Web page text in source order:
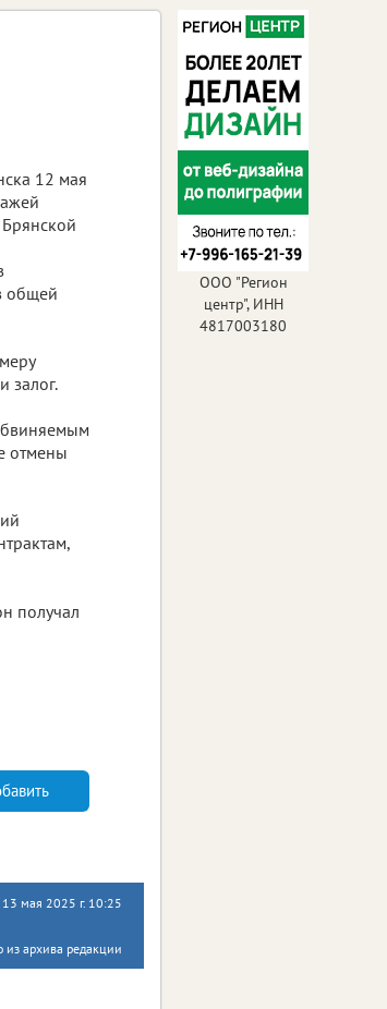
12 мая
общей
залог.
отмены
получал
13 мая 2025 г. 10:25
из архива редакции
ООО "Регион
центр", ИНН
4817003180